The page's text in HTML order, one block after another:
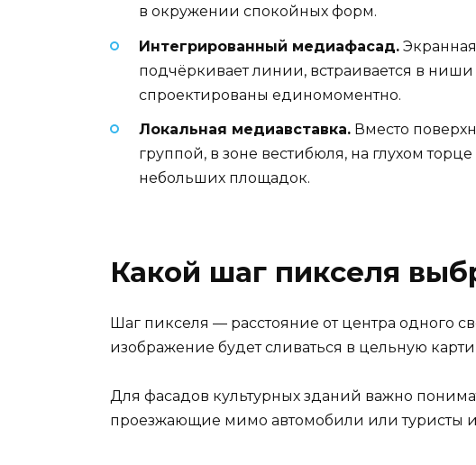
в окружении спокойных форм.
Интегрированный медиафасад.
подчёркивает линии, встраивается в
спроектированы единомоментно.
Локальная медиавставка. Вместо
группой, в зоне вестибюля, на глухом
небольших площадок.
Какой шаг пикселя
Шаг пикселя — расстояние от центра одного
изображение будет сливаться в цельную
Для фасадов культурных зданий важно
проезжающие мимо автомобили или туристы